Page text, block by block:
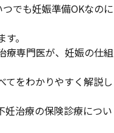
でも妊娠準備OKなのに
。
療専門医が、妊娠の仕組
てをわかりやすく解説し
妊治療の保険診療につい